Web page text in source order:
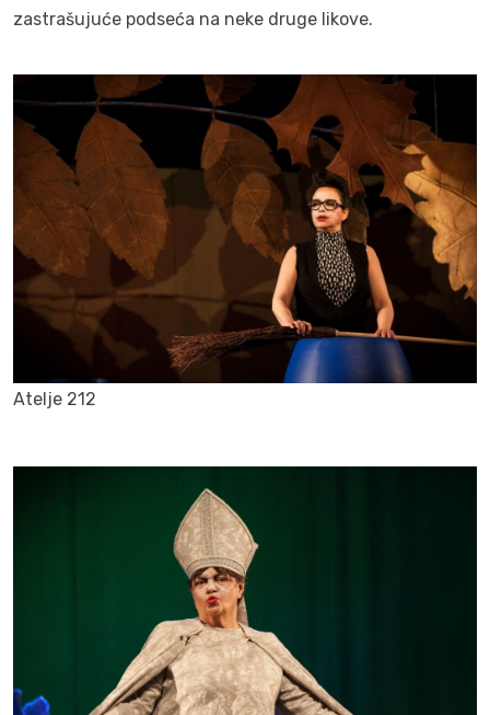
zastrašujuće podseća na neke druge likove.
Atelje 212